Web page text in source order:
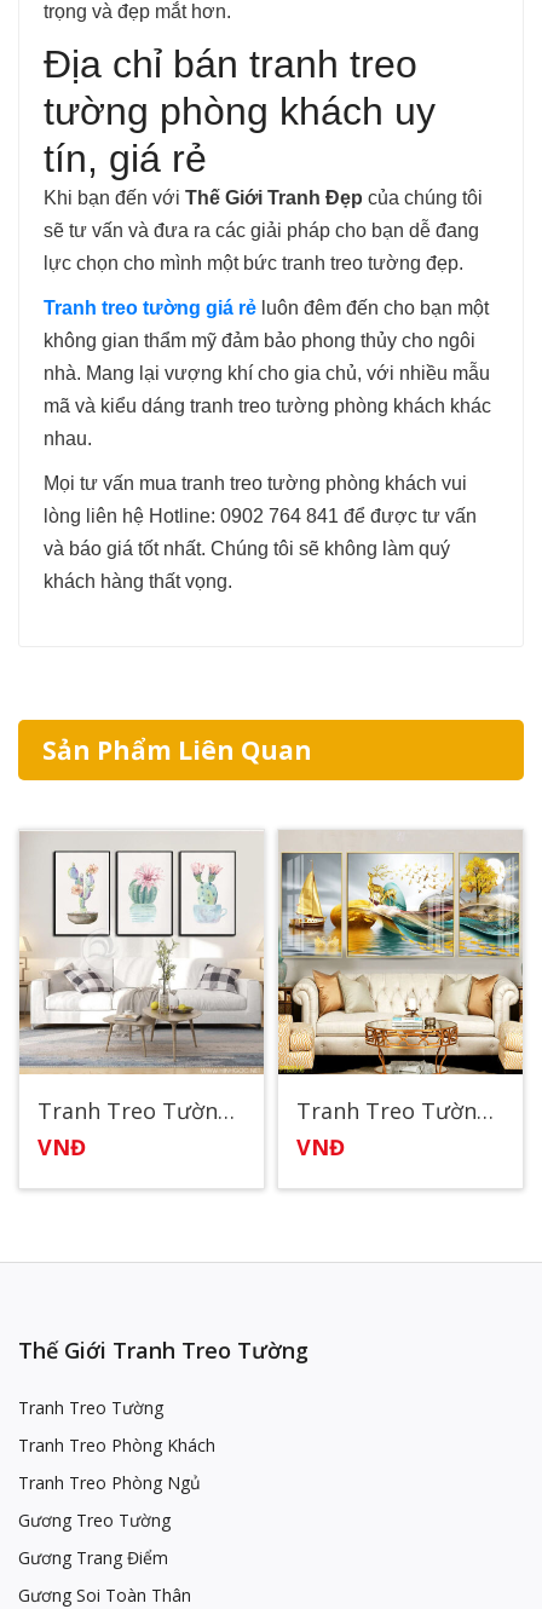
trọng và đẹp mắt hơn.
Địa chỉ bán tranh treo
tường phòng khách uy
tín, giá rẻ
Khi bạn đến với Thế Giới Tranh Đẹp của chúng tôi
sẽ tư vấn và đưa ra các giải pháp cho bạn dễ đang
lực chọn cho mình một bức tranh treo tường đẹp.
Tranh treo tường giá rẻ luôn đêm đến cho bạn một
không gian thẩm mỹ đảm bảo phong thủy cho ngôi
nhà. Mang lại vượng khí cho gia chủ, với nhiều mẫu
mã và kiểu dáng tranh treo tường phòng khách khác
nhau.
Mọi tư vấn mua tranh treo tường phòng khách vui
lòng liên hệ Hotline: 0902 764 841 để được tư vấn
và báo giá tốt nhất. Chúng tôi sẽ không làm quý
khách hàng thất vọng.
Sản Phẩm Liên Quan
Tranh Treo Tường Xương Rồng Nở Hoa
VNĐ
Tranh Treo Tường Tráng Gương Đẹp
VNĐ
Thế Giới Tranh Treo Tường
Tranh Treo Tường
Tranh Treo Phòng Khách
Tranh Treo Phòng Ngủ
Gương Treo Tường
Gương Trang Điểm
Gương Soi Toàn Thân